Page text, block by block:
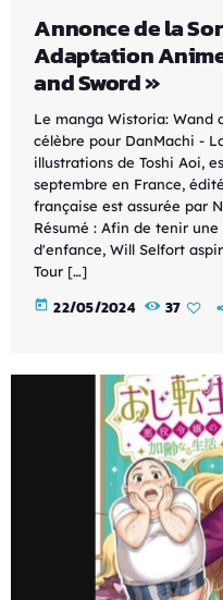
Annonce de la
Adaptation
and Sword »
Le manga Wistoria: Wand
célèbre pour DanMachi -
illustrations de Toshi Aoi,
septembre en France,
française est assurée par
Résumé : Afin de tenir
d'enfance, Will Selfort
Tour […]
today 22/05/2024 37